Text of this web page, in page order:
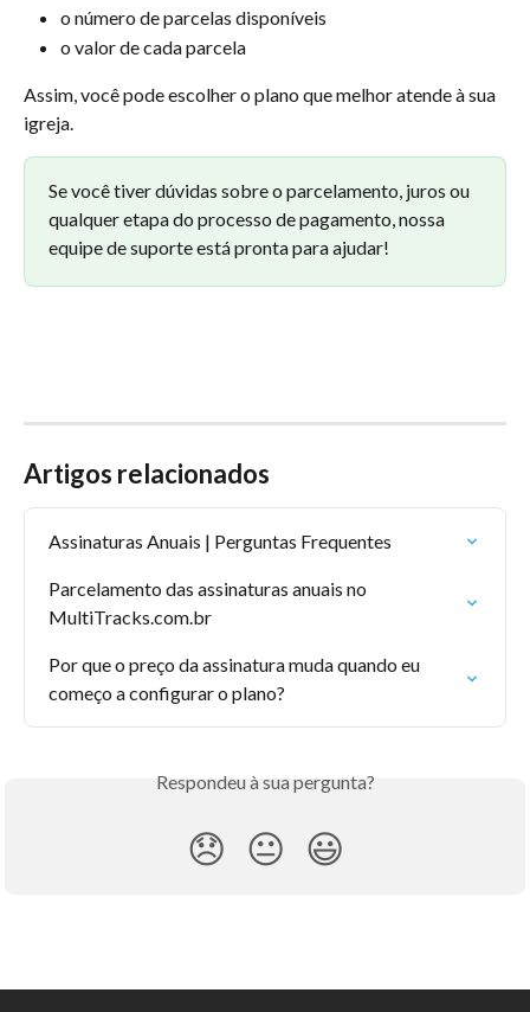
o número de parcelas disponíveis
o valor de cada parcela
Assim, você pode escolher o plano que melhor atende à sua
igreja.
Se você tiver dúvidas sobre o parcelamento, juros ou
qualquer etapa do processo de pagamento, nossa
equipe de suporte está pronta para ajudar!
Artigos relacionados
Assinaturas Anuais | Perguntas Frequentes
Parcelamento das assinaturas anuais no
MultiTracks.com.br
Por que o preço da assinatura muda quando eu
começo a configurar o plano?
Respondeu à sua pergunta?
😞 😐 😃